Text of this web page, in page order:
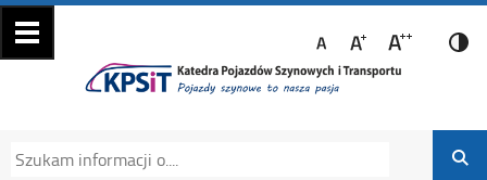
Katedra Pojazdów
Szynowych i
Transportu
Katedra Pojazdów Szynowych i Transportu
Politechniki Krakowskiej na Wydziale
Mechanicznym